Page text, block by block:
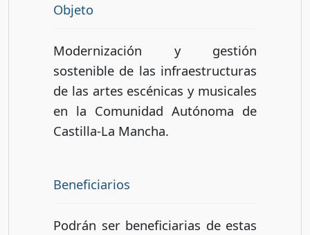
Objeto
Modernización y gestión
sostenible de las infraestructuras
de las artes escénicas y musicales
en la Comunidad Autónoma de
Castilla-La Mancha.
Beneficiarios
Podrán ser beneficiarias de estas